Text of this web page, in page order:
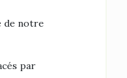
de notre
par